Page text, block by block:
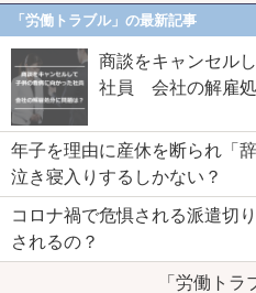
「労働トラブル」の最新記事
商談をキャンセル
社員 会社の解雇処
年子を理由に産休を断られ「
泣き寝入りするしかない？
コロナ禍で危惧される派遣切
されるの？
「労働トラ